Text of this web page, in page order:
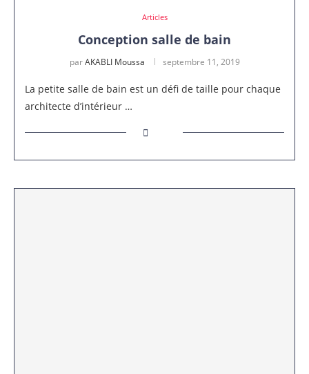
Articles
Conception salle de bain
parAKABLI Moussa septembre 11, 2019
La petite salle de bain est un défi de taille pour chaque
architecte d’intérieur …